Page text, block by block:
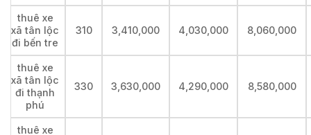
thuê xe
xã tân lộc
đi bến tre
310 3,410,000 4,030,000 8,060,000
thuê xe
xã tân lộc
đi thạnh
phú
330 3,630,000 4,290,000 8,580,000
thuê xe